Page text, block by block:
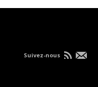
Suivez-nous